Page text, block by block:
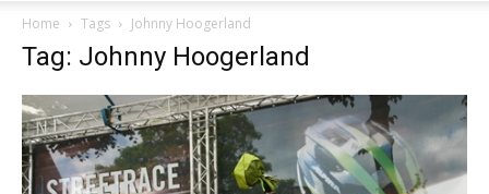
Home Tags Johnny Hoogerland
Tag: Johnny Hoogerland